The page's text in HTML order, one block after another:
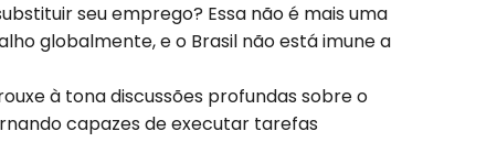
seu emprego? Essa não é mais uma
globalmente, e o Brasil não está imune a
à tona discussões profundas sobre o
capazes de executar tarefas